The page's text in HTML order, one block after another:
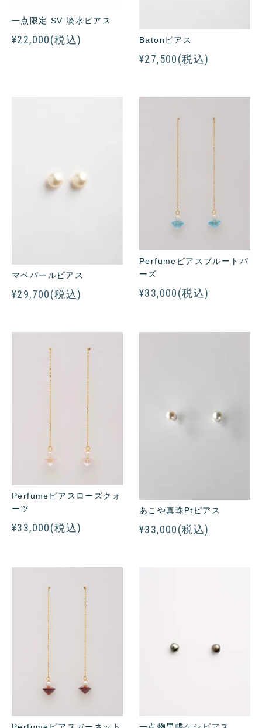
一点限定 SV 淡水ピアス
¥22,000(税込) Batonピアス
¥27,500(税込)
マベパールピアス
¥29,700(税込)
Perfumeピアスブルートパ
ーズ
¥33,000(税込)
Perfumeピアスローズクォ
ーツ
¥33,000(税込)
あこや真珠Ptピアス
¥33,000(税込)